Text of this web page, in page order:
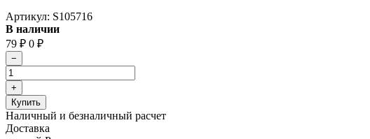
Артикул: S105716
В наличии
79 ₽ 0 ₽
Наличный и безналичный расчет
Доставка